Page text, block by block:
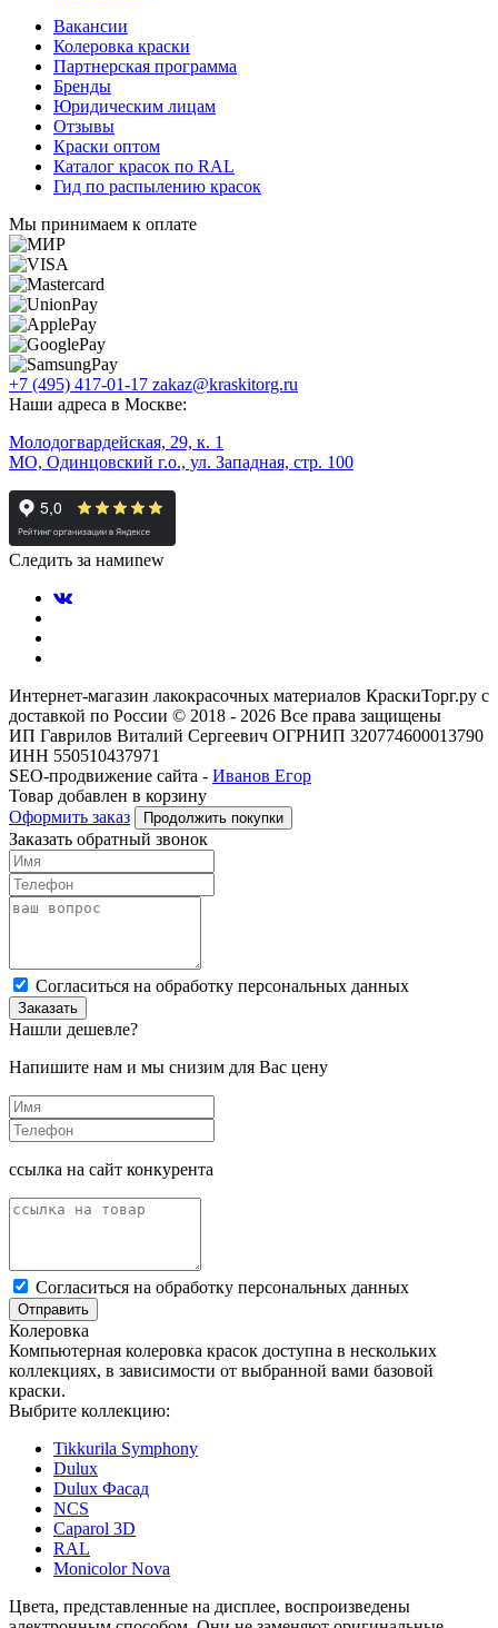
Вакансии
Колеровка краски
Партнерская программа
Бренды
Юридическим лицам
Отзывы
Краски оптом
Каталог красок по RAL
Гид по распылению красок
Мы принимаем к оплате
+7 (495) 417-01-17 zakaz@kraskitorg.ru
Наши адреса в Москве:
Молодогвардейская, 29, к. 1
МО, Одинцовский г.о., ул. Западная, стр. 100
Следить за намиnew
Интернет-магазин лакокрасочных материалов КраскиТорг.ру с
доставкой по России © 2018 - 2026 Все права защищены
ИП Гаврилов Виталий Сергеевич ОГРНИП 320774600013790
ИНН 550510437971
SEO-продвижение сайта - Иванов Егор
Товар добавлен в корзину
Оформить заказ
Продолжить покупки
Заказать обратный звонок
Cогласиться на обработку персональных данных
Заказать
Нашли дешевле?
Напишите нам и мы снизим для Вас цену
ссылка на сайт конкурента
Cогласиться на обработку персональных данных
Отправить
Колеровка
Компьютерная колеровка красок доступна в нескольких
коллекциях, в зависимости от выбранной вами базовой
краски.
Выбрите коллекцию:
Tikkurila Symphony
Dulux
Dulux Фасад
NCS
Caparol 3D
RAL
Monicolor Nova
Цвета, представленные на дисплее, воспроизведены